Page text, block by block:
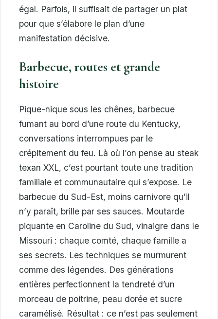
égal. Parfois, il suffisait de partager un plat
pour que s’élabore le plan d’une
manifestation décisive.
Barbecue, routes et grande
histoire
Pique-nique sous les chênes, barbecue
fumant au bord d’une route du Kentucky,
conversations interrompues par le
crépitement du feu. Là où l’on pense au steak
texan XXL, c’est pourtant toute une tradition
familiale et communautaire qui s’expose. Le
barbecue du Sud-Est, moins carnivore qu’il
n’y paraît, brille par ses sauces. Moutarde
piquante en Caroline du Sud, vinaigre dans le
Missouri : chaque comté, chaque famille a
ses secrets. Les techniques se murmurent
comme des légendes. Des générations
entières perfectionnent la tendreté d’un
morceau de poitrine, peau dorée et sucre
caramélisé. Résultat : ce n’est pas seulement